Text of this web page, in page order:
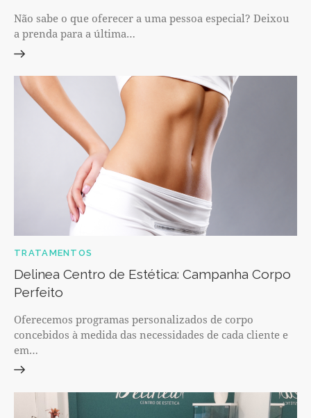
Não sabe o que oferecer a uma pessoa especial? Deixou
a prenda para a última…
TRATAMENTOS
Delinea Centro de Estética: Campanha Corpo
Perfeito
Oferecemos programas personalizados de corpo
concebidos à medida das necessidades de cada cliente e
em…